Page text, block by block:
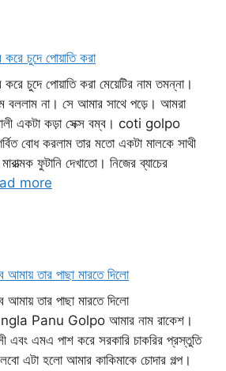
করে চুদে পোয়াতি করা
করে চুদে পোয়াতি করা মেয়েটির নাম তমন্না।
বললাম না। সে আমার সাথে পড়ে। আমরা
একটা কড়া সেক্স বম্ব। coti golpo
বোধ করলাম তার মতো একটা মালকে সাথী
ফুটানি দেখাতো। নিজের ব্যাচের
more
আমায় তার পাছা মারতে দিলো
আমায় তার পাছা মারতে দিলো
Panu Golpo আমার নাম রাকেশ।
এমএ পাশ করে সরকারি চাকরির প্রস্তুতি
এটা হলো আমার কাকিমাকে চোদার গল্প।